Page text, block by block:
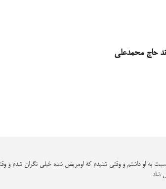
حاج محمدعلی
به او داشتم و وقتی شنیدم که اومریض شده خیلی نگران شدم و
شاد